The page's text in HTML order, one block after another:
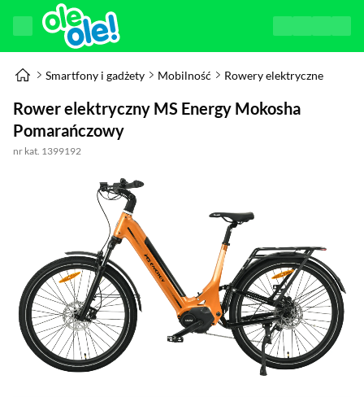
Smartfony i gadżety Mobilność Rowery elektryczne
Rower elektryczny MS Energy Mokosha
Pomarańczowy
nr kat. 1399192